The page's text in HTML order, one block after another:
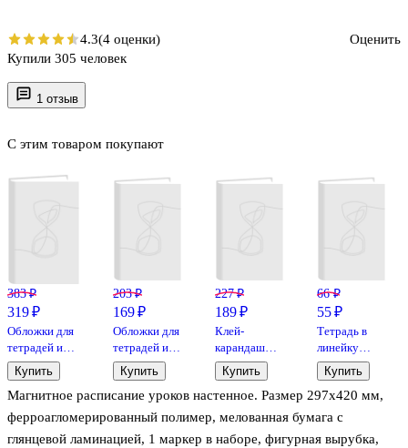
1 отзыв
Магнитное расписание уроков настенное. Размер 297х420 мм,
ферроагломерированный полимер, мелованная бумага с
глянцевой ламинацией, 1 маркер в наборе, фигурная вырубка,
С этим товаром покупают
383 ₽
319 ₽
Обложки для
тетрадей и
дневников,
100 мкм,
209х350 мм,
Топ-Спин, 10
Купить
203 ₽
169 ₽
Обложки для
тетрадей и
дневников,
100 мкм,
210х350 мм,
Топ-Спин, 10
Купить
227 ₽
189 ₽
Клей-
карандаш
«Extra»,
Erich Krause,
15 г
Купить
66 ₽
55 ₽
Тетрадь в
линейку
Listoff
«Классическая
серия» в
ассортименте,
Купить
4.3(4 оценки)
Оценить
Купили 305 человек